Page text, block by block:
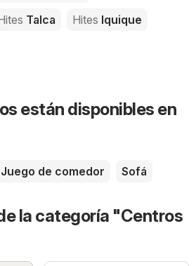
Talca Hites Iquique
están disponibles en
Juego de comedor Sofá
la categoría "Centros